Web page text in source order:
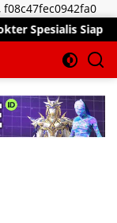
f08c47fec0942fa0
ke
Siap Layani